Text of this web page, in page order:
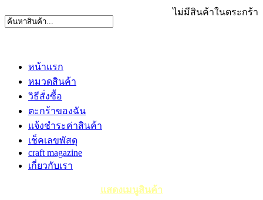
ไม่มีสินค้าในตระกร้า
หน้าแรก
หมวดสินค้า
วิธีสั่งซื้อ
ตะกร้าของฉัน
แจ้งชำระค่าสินค้า
เช็คเลขพัสดุ
craft magazine
เกี่ยวกับเรา
แสดงเมนูสินค้า